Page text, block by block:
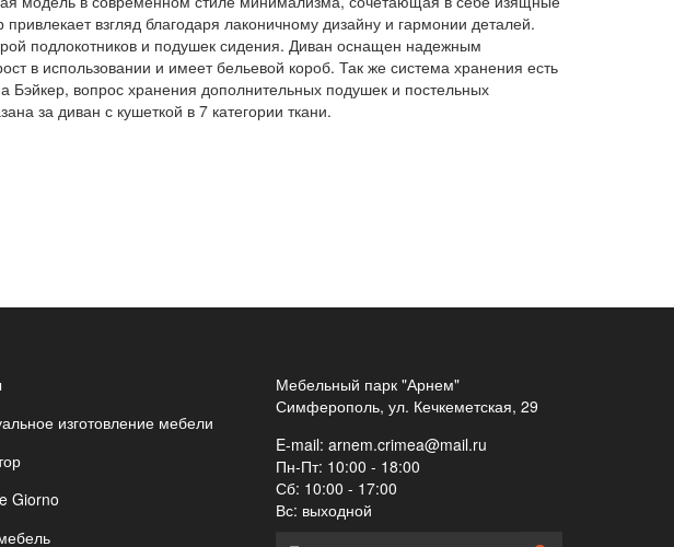
взгляд благодаря лаконичному дизайну и гармонии деталей.
подлокотников и подушек сидения. Диван оснащен надежным
в использовании и имеет бельевой короб. Так же система хранения есть
Бэйкер, вопрос хранения дополнительных подушек и постельных
за диван с кушеткой в 7 категории ткани.
изготовление мебели
Giorno
Мебельный парк "Арнем"
Симферополь, ул. Кечкеметская, 29
E-mail: arnem.crimea@mail.ru
Пн-Пт: 10:00 - 18:00
Сб: 10:00 - 17:00
Вс: выходной